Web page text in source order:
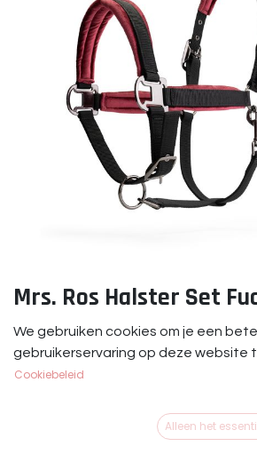
Mrs. Ros Halster Set
Mrs. Ros Halster Set Fuchia Star
€29,95
We gebruiken cookies om je een
gebruikerservaring op deze website
Cookiebeleid
Alleen het